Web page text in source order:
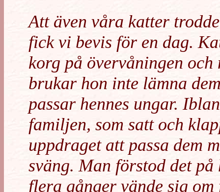
Att även våra katter
fick vi bevis för en dag.
korg på övervåningen
brukar hon inte lämna
passar hennes ungar.
familjen, som satt och
uppdraget att passa dem
sväng. Man förstod det
flera gånger vände sig